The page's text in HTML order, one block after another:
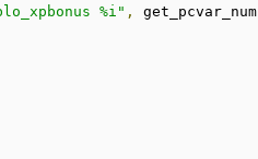
%i" , get_pcvar_num